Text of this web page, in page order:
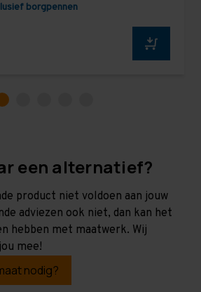
borgpennen
een alternatief?
product niet voldoen aan jouw
adviezen ook niet, dan kan het
hebben met maatwerk. Wij
mee!
nodig?